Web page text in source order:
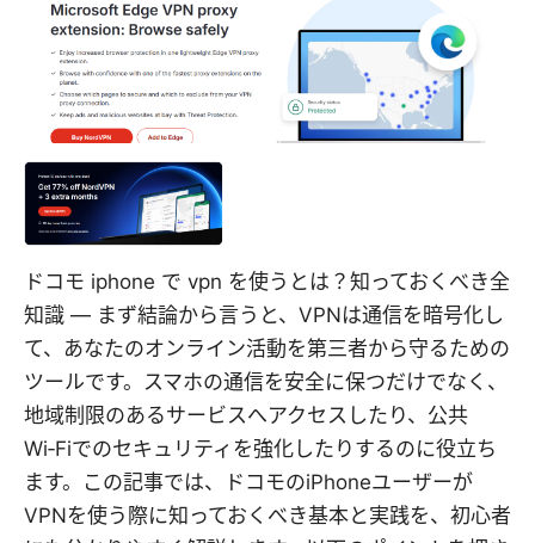
ドコモ iphone で vpn を使うとは？知っておくべき全
知識 — まず結論から言うと、VPNは通信を暗号化し
て、あなたのオンライン活動を第三者から守るための
ツールです。スマホの通信を安全に保つだけでなく、
地域制限のあるサービスへアクセスしたり、公共
Wi‑Fiでのセキュリティを強化したりするのに役立ち
ます。この記事では、ドコモのiPhoneユーザーが
VPNを使う際に知っておくべき基本と実践を、初心者